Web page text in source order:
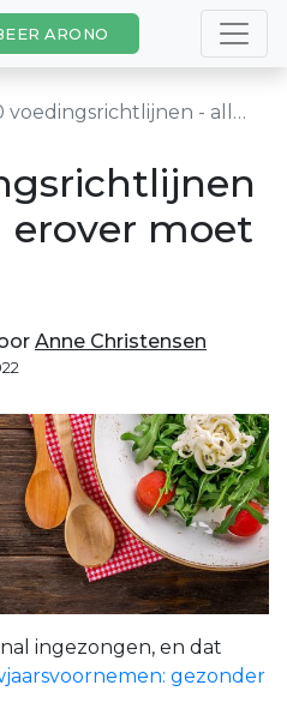
ARONO
- alles wat u erover moet weten
erover moet
Anne Christensen
ingezongen, en dat
gezonder